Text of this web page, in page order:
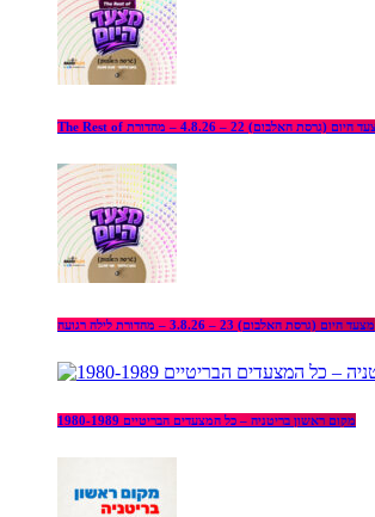
מצעד היום (גרסת האלבום) 23 – 3.8.26 – מהדורת לילה רגועה
מקום ראשון בריטניה – כל המצעדים הבריטיים 1980-1989